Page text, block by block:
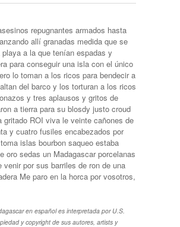
repugnantes armados hasta
allí granadas medida que se
a la que tenían espadas y
para conseguir una isla con el único
lo toman a los ricos para bendecir a
del barco y los torturan a los ricos
y tres aplausos y gritos de
a tierra para su blosdy justo croud
gritado ROI viva le veinte cañones de
y cuatro fusiles encabezados por
islas bourbon saqueo estaba
oro sedas un Madagascar porcelanas
venir por sus barriles de ron de una
Me paro en la horca por vosotros,
en español es interpretada por U.S.
y copyright de sus autores, artists y